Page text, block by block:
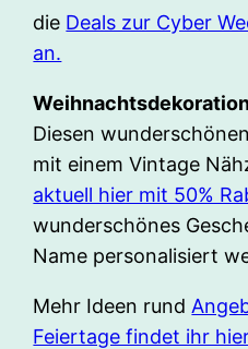
die Deals zur Cyber
an.
Diesen
mit einem Vintage
aktuell hier mit 50%
wunderschönes
Name personalisiert
Mehr Ideen rund
Feiertage findet ihr